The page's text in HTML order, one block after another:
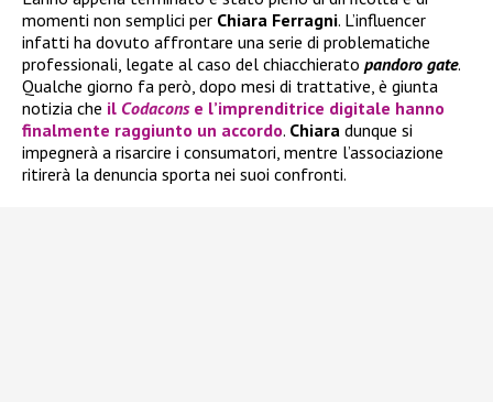
momenti non semplici per Chiara Ferragni. L’influencer
infatti ha dovuto affrontare una serie di problematiche
professionali, legate al caso del chiacchierato pandoro gate.
Qualche giorno fa però, dopo mesi di trattative, è giunta
notizia che il Codaconse l’imprenditrice digitale hanno
finalmente raggiunto un accordo. Chiara dunque si
impegnerà a risarcire i consumatori, mentre l’associazione
ritirerà la denuncia sporta nei suoi confronti.